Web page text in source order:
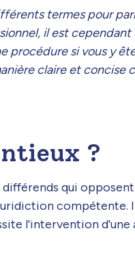
termes pour
il est
procédure si vous y
claire et concise
?
qui
compétente.
l'intervention d'une